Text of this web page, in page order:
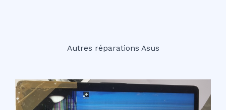
Autres réparations Asus